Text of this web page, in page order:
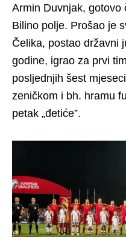
Armin Duvnjak, gotovo
Bilino polje. Prošao je
Čelika, postao državni
godine, igrao za prvi
posljednjih šest
zeničkom i bh. hramu
petak „đetiće”.